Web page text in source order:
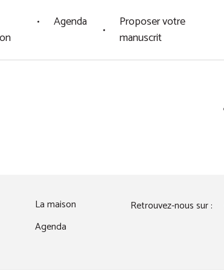
Agenda
Proposer votre
manuscrit
La maison
Agenda
Retrouvez-nous sur :